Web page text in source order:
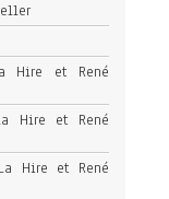
Hire et René
Hire et René
Hire et René